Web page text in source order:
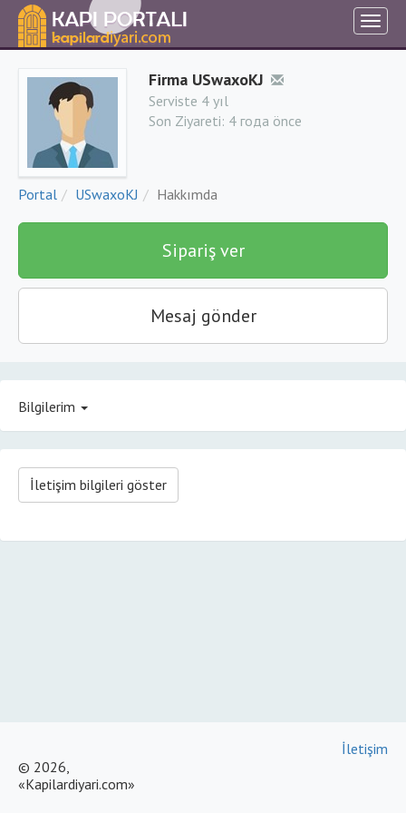
Firma USwaxoKJ
Serviste 4 yıl
Son Ziyareti: 4 года önce
Portal USwaxoKJ Hakkımda
Sipariş ver
Mesaj gönder
Bilgilerim
İletişim bilgileri göster
© 2026,
«Kapilardiyari.com»
İletişim